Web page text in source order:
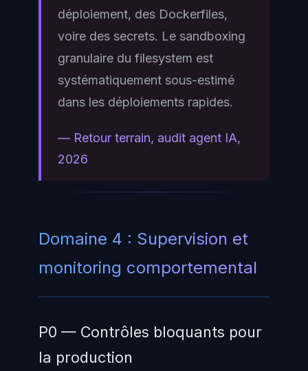
déploiement, des Dockerfiles,
voire des secrets. Le sandboxing
granulaire du filesystem est
systématiquement sous-estimé
dans les déploiements rapides.
— Retour terrain, audit agent IA,
2026
Domaine 4 : Supervision et
monitoring comportemental
P0 — Contrôles bloquants pour
la production